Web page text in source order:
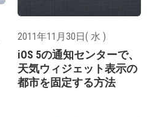
2011年11月30日( 水 )
iOS 5の通知センターで、
天気ウィジェット表示の
都市を固定する方法